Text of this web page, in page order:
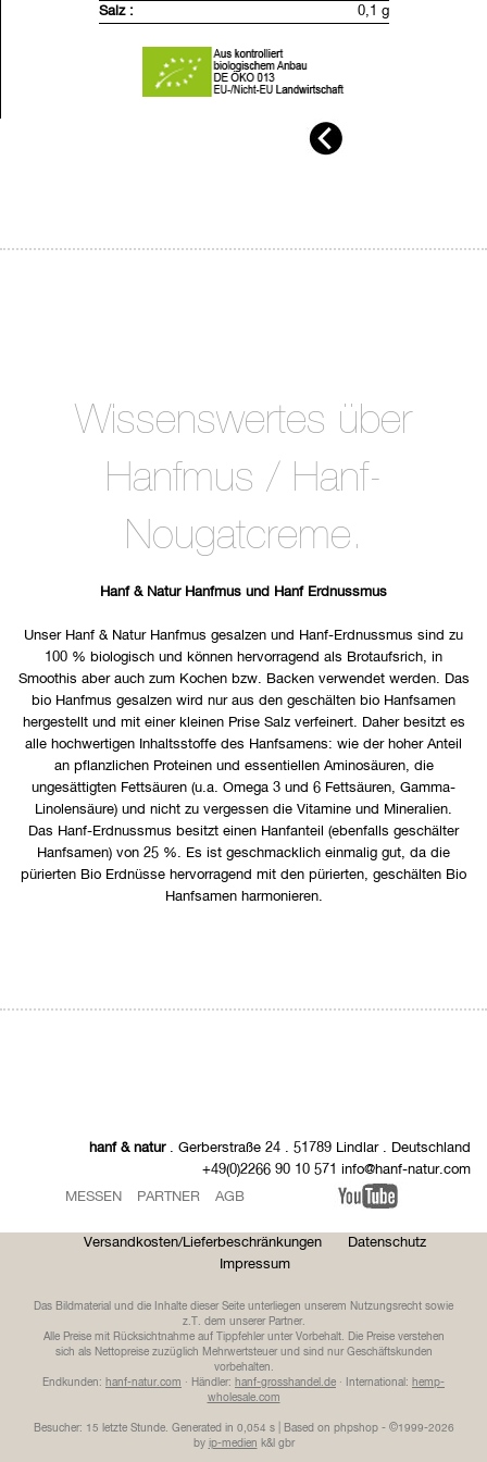
Inhalt:290g
Salz :
0,1 g
Wissenswertes über
Hanfmus / Hanf-
Nougatcreme.
Hanf & Natur Hanfmus und Hanf Erdnussmus
Unser Hanf & Natur Hanfmus gesalzen und Hanf-Erdnussmus sind zu
100 % biologisch und können hervorragend als Brotaufsrich, in
Smoothis aber auch zum Kochen bzw. Backen verwendet werden. Das
bio Hanfmus gesalzen wird nur aus den geschälten bio Hanfsamen
hergestellt und mit einer kleinen Prise Salz verfeinert. Daher besitzt es
alle hochwertigen Inhaltsstoffe des Hanfsamens: wie der hoher Anteil
an pflanzlichen Proteinen und essentiellen Aminosäuren, die
ungesättigten Fettsäuren (u.a. Omega 3 und 6 Fettsäuren, Gamma-
Linolensäure) und nicht zu vergessen die Vitamine und Mineralien.
Das Hanf-Erdnussmus besitzt einen Hanfanteil (ebenfalls geschälter
Hanfsamen) von 25 %. Es ist geschmacklich einmalig gut, da die
pürierten Bio Erdnüsse hervorragend mit den pürierten, geschälten Bio
Hanfsamen harmonieren.
hanf & natur. Gerberstraße 24 . 51789 Lindlar . Deutschland
+49(0)2266 90 10 571 info@hanf-natur.com
MESSEN
PARTNER AGB
Versandkosten/Lieferbeschränkungen
Datenschutz
Impressum
Das Bildmaterial und die Inhalte dieser Seite unterliegen unserem Nutzungsrecht sowie
z.T. dem unserer Partner.
Alle Preise mit Rücksichtnahme auf Tippfehler unter Vorbehalt. Die Preise verstehen
sich als Nettopreise zuzüglich Mehrwertsteuer und sind nur Geschäftskunden
vorbehalten.
Endkunden: hanf-natur.com · Händler: hanf-grosshandel.de · International: hemp-
wholesale.com
Besucher: 15 letzte Stunde. Generated in 0,054 s | Based on phpshop - ©1999-2026
by ip-medien k&l gbr